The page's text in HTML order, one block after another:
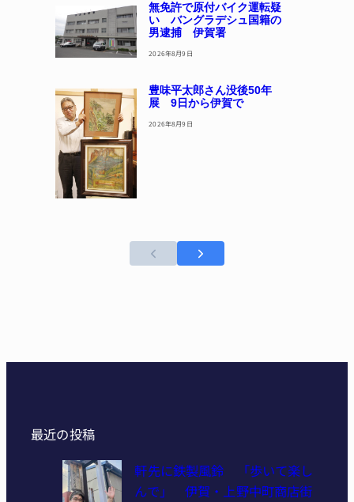
無免許で原付バイク運転疑
い バングラデシュ国籍の
男逮捕 伊賀署
2026年8月9日
豊味平太郎さん没後50年
展 9日から伊賀で
2026年8月9日
最近の投稿
軒先に鉄製風鈴 「歩いて楽し
んで」 伊賀・上野中町商店街